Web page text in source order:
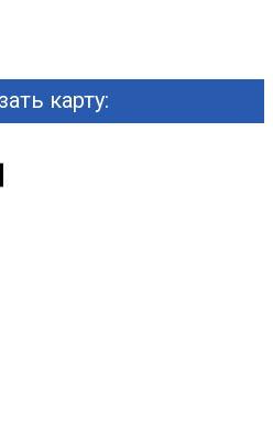
карту: